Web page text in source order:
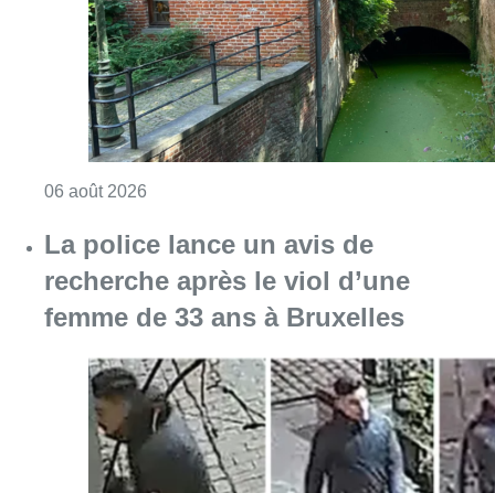
06 août 2026
La police lance un avis de
recherche après le viol d’une
femme de 33 ans à Bruxelles